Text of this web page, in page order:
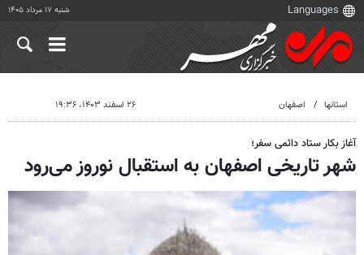
شنبه ۱۷ مرداد ۱۴۰۵
استانها اصفهان ۲۶ اسفند ۱۴۰۳، ۱۹:۳۶
آغاز بکار ستاد دائمی سفر؛
شهر تاریخی اصفهان به استقبال نوروز می‌رود